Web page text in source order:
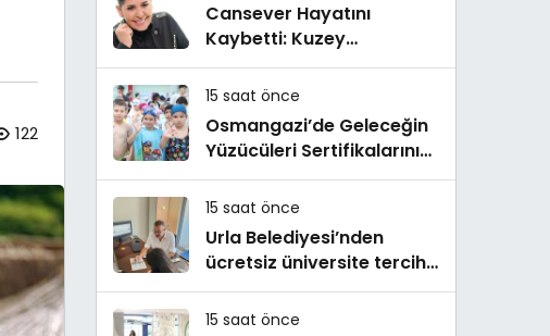
122
Cansever Hayatını
Kaybetti: Kuzey
Makedonya’da Toprağa
Verilecek
15 saat önce
Osmangazi’de Geleceğin
Yüzücüleri Sertifikalarını
Aldı
15 saat önce
Urla Belediyesi’nden
ücretsiz üniversite tercih
danışmanlığı
15 saat önce